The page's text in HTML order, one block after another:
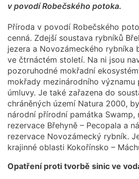
v povodí Robečského potoka.
Příroda v povodí Robečského
cenná. Zdejší soustava rybníků
jezera a Novozámeckého rybníka
ve čtrnáctém století. Na ni jsou
pozoruhodné mokřadní
mokřady mezinárodního významu
úmluvy. Je také zařazena do
chráněných území Natura 2000,
národní přírodní památka Swamp,
rezervace Břehyně – Pecopala a
rezervace Novozámecký rybník.
krajinné oblasti Kokořínsko –
Opatření proti tvorbě sinic ve